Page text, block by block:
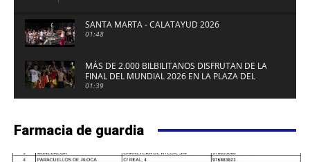
SANTA MARTA - CALATAYUD 2026
01:48
MÁS DE 2.000 BILBILITANOS DISFRUTAN DE LA
FINAL DEL MUNDIAL 2026 EN LA PLAZA DEL
FUERTE DE CALATAYUD
01:39
Farmacia de guardia